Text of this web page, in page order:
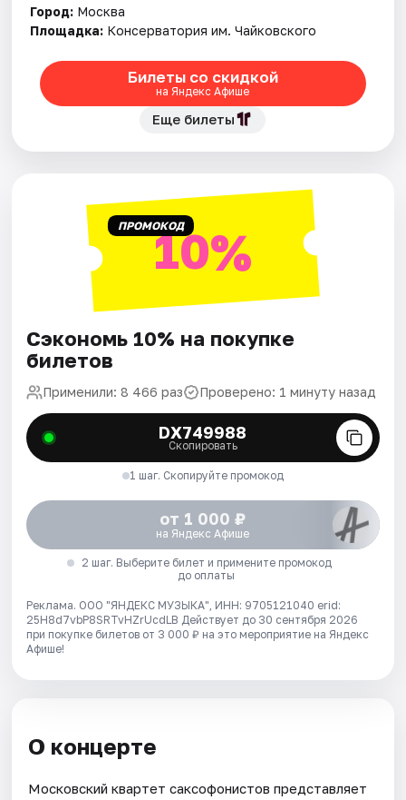
Площадки
Артисты
Рейтинги
Город: Москва
Площадка: Консерватория им. Чайковского
Билеты со скидкой
на Яндекс Афише
Еще билеты
ПРОМОКОД10%
Сэкономь 10% на покупке
билетов
Применили: 8 466 раз Проверено: 1 минуту назад
DX749988
Скопировать
1 шаг. Скопируйте промокод
от 1 000 ₽
на Яндекс Афише
2 шаг. Выберите билет и примените промокод
до оплаты
Реклама. ООО "ЯНДЕКС МУЗЫКА", ИНН: 9705121040 erid:
25H8d7vbP8SRTvHZrUcdLB Действует до 30 сентября 2026
при покупке билетов от 3 000 ₽ на это мероприятие на Яндекс
Афише!
О концерте
Московский квартет саксофонистов представляет